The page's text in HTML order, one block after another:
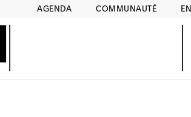
AGENDA COMMUNAUTÉ EN